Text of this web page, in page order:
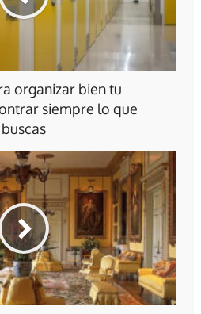
organizar bien tu
siempre lo que
buscas